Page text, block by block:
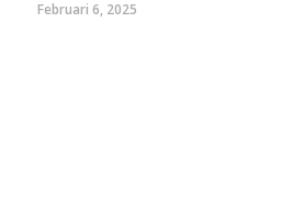
Februari 6, 2025